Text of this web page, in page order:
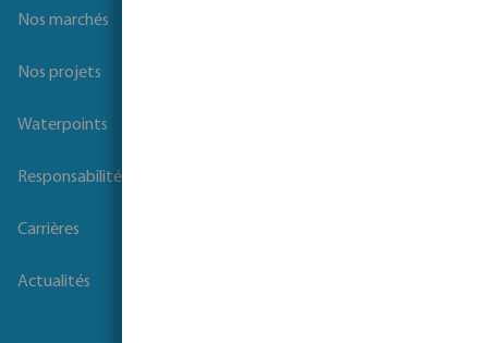
Nos marchés
Nos projets
Waterpoints
Responsabilité sociale des entreprises
Carrières
Actualités